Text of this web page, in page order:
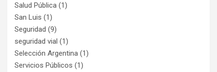
Salud Pública (1)
San Luis (1)
Seguridad (9)
seguridad vial (1)
Selección Argentina (1)
Servicios Públicos (1)